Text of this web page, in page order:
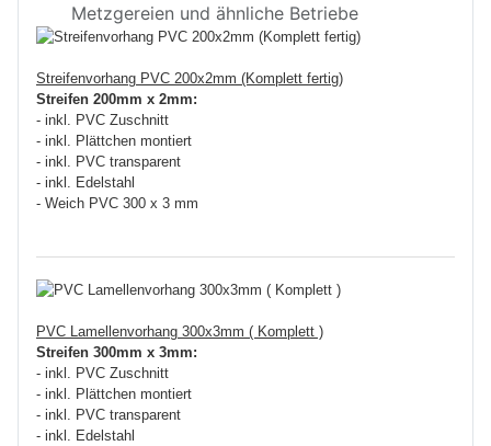
Metzgereien und ähnliche Betriebe
Streifenvorhang PVC 200x2mm (Komplett fertig)
Streifen 200mm x 2mm:
- inkl. PVC Zuschnitt
- inkl. Plättchen montiert
- inkl. PVC transparent
- inkl. Edelstahl
- Weich PVC 300 x 3 mm
PVC Lamellenvorhang 300x3mm ( Komplett )
Streifen 300mm x 3mm:
- inkl. PVC Zuschnitt
- inkl. Plättchen montiert
- inkl. PVC transparent
- inkl. Edelstahl